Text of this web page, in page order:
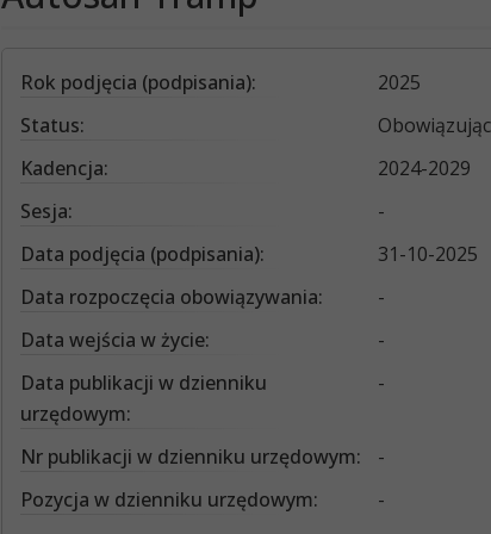
Rok podjęcia (podpisania):
2025
Status:
Kadencja:
2024-2029
Sesja:
-
Data podjęcia (podpisania):
31-10-2025
Data rozpoczęcia obowiązywania:
-
Data wejścia w życie:
-
Data publikacji w dzienniku
urzędowym:
-
Nr publikacji w dzienniku urzędowym:
-
Pozycja w dzienniku urzędowym:
-